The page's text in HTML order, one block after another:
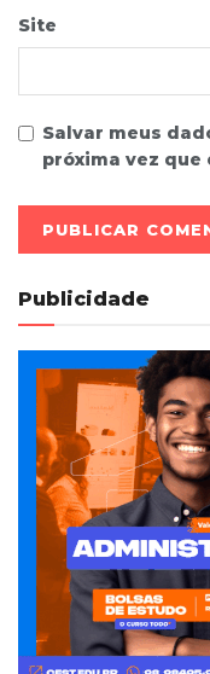
Site
Salvar meus
próxima vez que
Publicidade